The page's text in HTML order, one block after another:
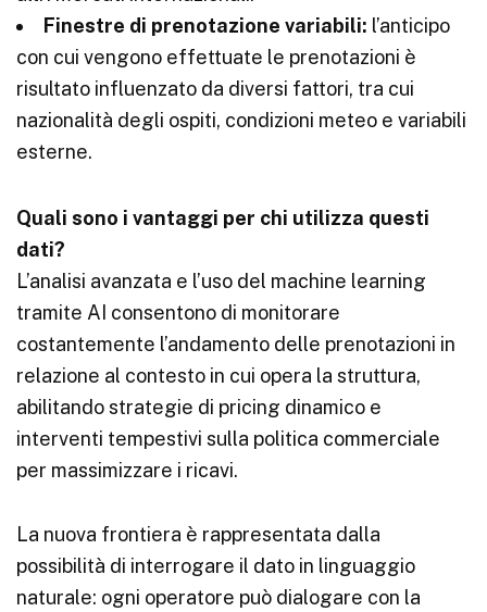
Finestre di prenotazione variabili: l’anticipo
con cui vengono effettuate le prenotazioni è
risultato influenzato da diversi fattori, tra cui
nazionalità degli ospiti, condizioni meteo e variabili
esterne.
Quali sono i vantaggi per chi utilizza questi
dati?
L’analisi avanzata e l’uso del machine learning
tramite AI consentono di monitorare
costantemente l’andamento delle prenotazioni in
relazione al contesto in cui opera la struttura,
abilitando strategie di pricing dinamico e
interventi tempestivi sulla politica commerciale
per massimizzare i ricavi.
La nuova frontiera è rappresentata dalla
possibilità di interrogare il dato in linguaggio
naturale: ogni operatore può dialogare con la